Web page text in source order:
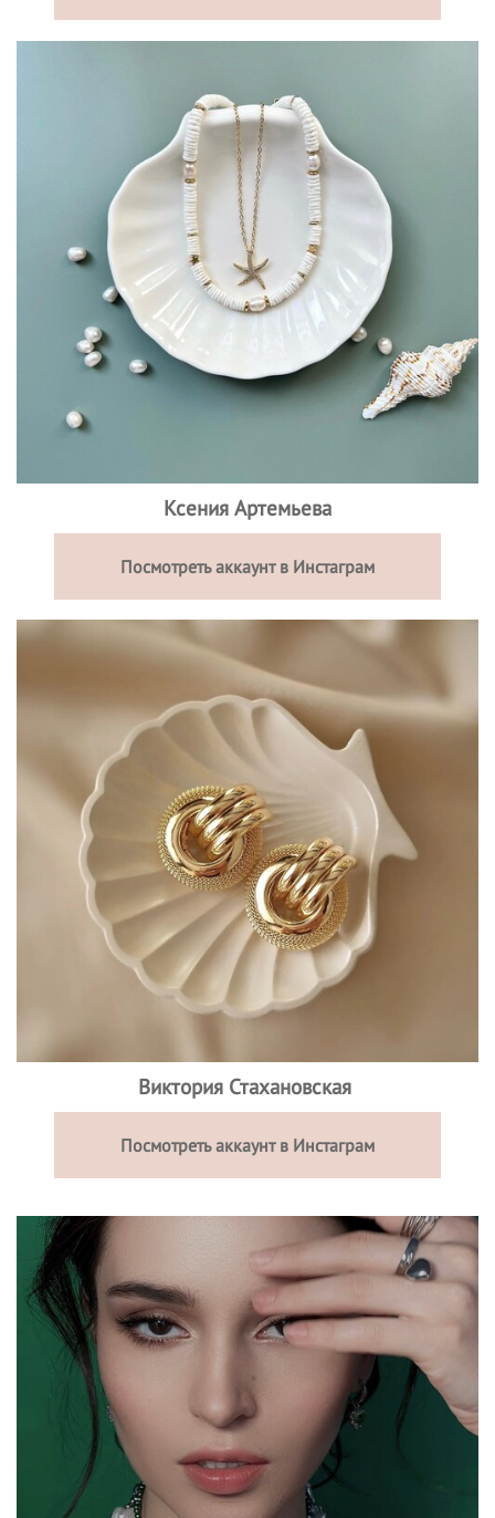
Ксения Артемьева
Посмотреть аккаунт в Инстаграм
Виктория Стахановская
Посмотреть аккаунт в Инстаграм